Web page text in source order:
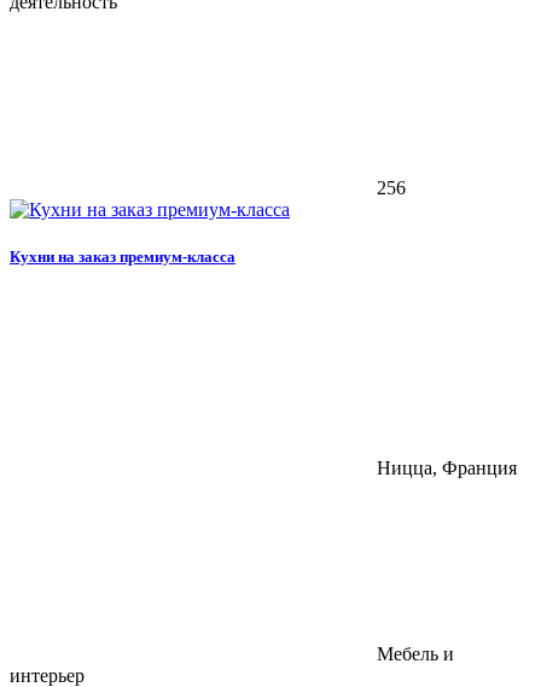
256
Кухни на заказ премиум-класса
Ницца, Франция
Мебель и
интерьер